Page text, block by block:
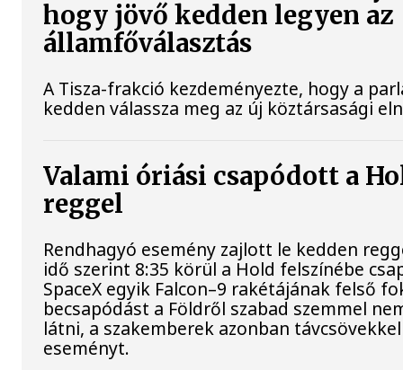
hogy jövő kedden legyen az
államfőválasztás
A Tisza-frakció kezdeményezte, hogy a
kedden válassza meg az új köztársasági
Valami óriási csapódott a
reggel
Rendhagyó esemény zajlott le kedden
idő szerint 8:35 körül a Hold felszínébe
SpaceX egyik Falcon–9 rakétájának felső
becsapódást a Földről szabad szemmel
látni, a szakemberek azonban
eseményt.